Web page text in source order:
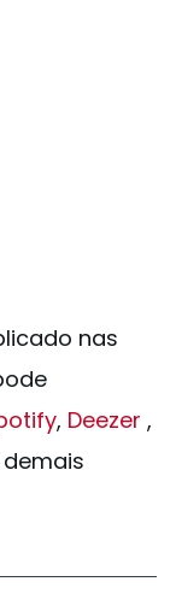
nas
, Deezer ,